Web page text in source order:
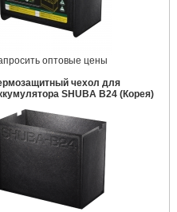
оптовые цены
чехол для
SHUBA B24 (Корея)